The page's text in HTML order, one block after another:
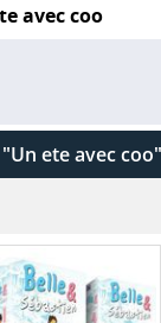
avec coo
"Un ete avec coo"